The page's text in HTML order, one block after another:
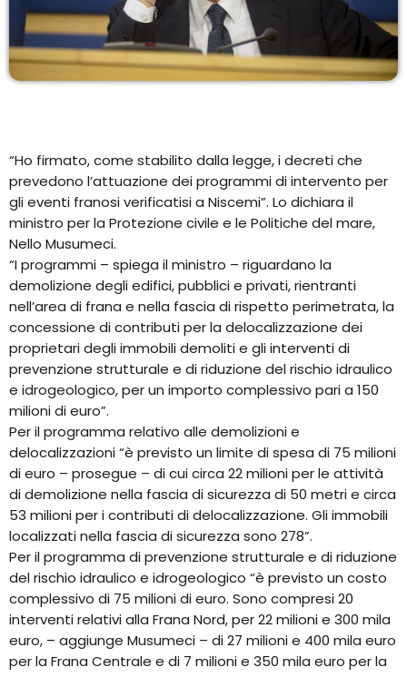
“Ho firmato, come stabilito dalla legge, i decreti che
prevedono l’attuazione dei programmi di intervento per
gli eventi franosi verificatisi a Niscemi”. Lo dichiara il
ministro per la Protezione civile e le Politiche del mare,
Nello Musumeci.
“I programmi – spiega il ministro – riguardano la
demolizione degli edifici, pubblici e privati, rientranti
nell’area di frana e nella fascia di rispetto perimetrata, la
concessione di contributi per la delocalizzazione dei
proprietari degli immobili demoliti e gli interventi di
prevenzione strutturale e di riduzione del rischio idraulico
e idrogeologico, per un importo complessivo pari a 150
milioni di euro”.
Per il programma relativo alle demolizioni e
delocalizzazioni “è previsto un limite di spesa di 75 milioni
di euro – prosegue – di cui circa 22 milioni per le attività
di demolizione nella fascia di sicurezza di 50 metri e circa
53 milioni per i contributi di delocalizzazione. Gli immobili
localizzati nella fascia di sicurezza sono 278”.
Per il programma di prevenzione strutturale e di riduzione
del rischio idraulico e idrogeologico “è previsto un costo
complessivo di 75 milioni di euro. Sono compresi 20
interventi relativi alla Frana Nord, per 22 milioni e 300 mila
euro, – aggiunge Musumeci – di 27 milioni e 400 mila euro
per la Frana Centrale e di 7 milioni e 350 mila euro per la